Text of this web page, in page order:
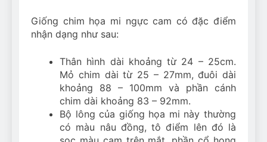
Giống chim họa mi ngực cam có đặc điểm
nhận dạng như sau:
Thân hình dài khoảng từ 24 – 25cm.
Mỏ chim dài từ 25 – 27mm, đuôi dài
khoảng 88 – 100mm và phần cánh
chim dài khoảng 83 – 92mm.
Bộ lông của giống họa mi này thường
có màu nâu đồng, tô điểm lên đó là